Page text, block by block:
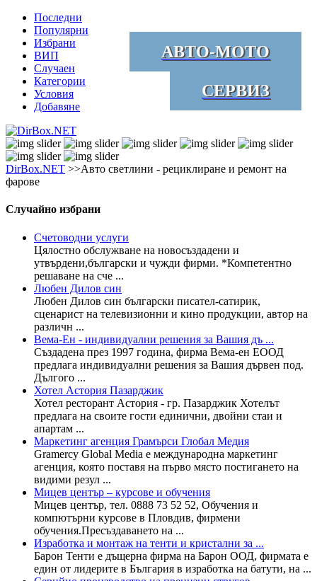
Последни
Популярни
Избрани
ВИП
Случаен
Категории
Условия
Добавяне
АВТО-МОТО
СЕРВИЗ
DirBox.NET >>Авто светлини - рециклиране и ремонт на
фарове
Случайно избрани
Счетоводни услуги
Цялостно обслужване на новосъздадени и
утвърдени,български и чужди фирми. *Компетентно
решаване на сче ...
Любен Дилов син
Любен Дилов син български писател-сатирик,
сценарист на телевизионни и кино продукции, автор на
различн ...
Вема-Ен - индивидуални решения за Вашия дъ ...
Създадена през 1997 година, фирма Вема-ен ЕООД
предлага индивидуални решения за Вашия дървен под.
Дългого ...
Хотел Астория Пазарджик
Хотел ресторант Астория - гр. Пазарджик Хотелът
предлага на своите гости единични, двойни стаи и
апартам ...
Маркетинг агенция Грамърси Глобал Медия
Gramercy Global Media е международна маркетинг
агенция, която поставя на първо място постигането на
видими резул ...
Мицев център – курсове и обучения
Мицев център, тел. 0888 73 52 52, Обучения и
компютърни курсове в Пловдив, фирмени
обучения.Пресъздаването на ...
Изработка и монтаж на тенти и кристални за ...
Барон Тенти е дъщерна фирма на Барон ООД, фирмата е
един от лидерите в България в изработка на батути, на ...